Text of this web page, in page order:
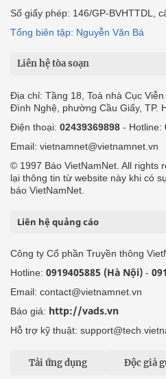
Số giấy phép: 146/GP-BVHTTDL,
Tổng biên tập: Nguyễn Văn Bá
Liên hệ tòa soạn
Địa chỉ: Tầng 18, Toà nhà Cục
Đình Nghệ, phường Cầu Giấy, TP.
Điện thoại: 02439369898 - Hotline:
Email: vietnamnet@vietnamnet.vn
© 1997 Báo VietNamNet. All rights
lại thông tin từ website này khi có
báo VietNamNet.
Liên hệ quảng cáo
Công ty Cổ phần Truyền thông
Hotline: 0919405885 (Hà Nội) -
Email: contact@vietnamnet.vn
Báo giá: http://vads.vn
Hỗ trợ kỹ thuật:
Tải ứng dụng Độc giả